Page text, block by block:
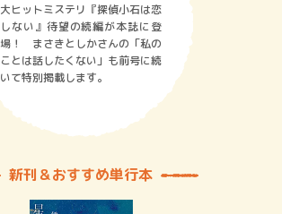
大ヒットミステリ『探偵小石は恋
しない』待望の続編が本誌に登
場！ まさきとしかさんの「私の
ことは話したくない」も前号に続
いて特別掲載します。
新刊＆おすすめ単行本